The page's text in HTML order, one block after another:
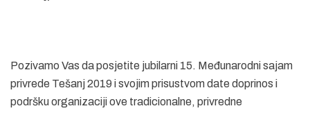
Pozivamo Vas da posjetite jubilarni 15. Međunarodni sajam
privrede Tešanj 2019 i svojim prisustvom date doprinos i
podršku organizaciji ove tradicionalne, privredne